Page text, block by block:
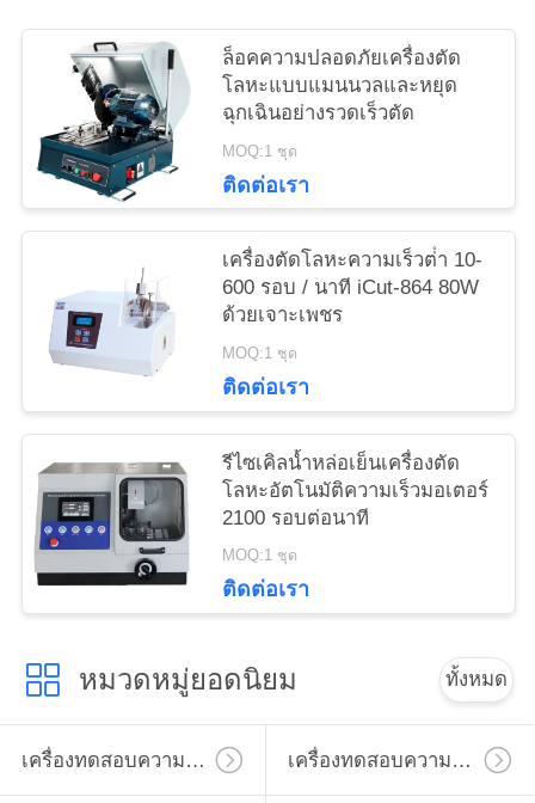
ล็อคความปลอดภัยเครื่องตัด
โลหะแบบแมนนวลและหยุด
ฉุกเฉินอย่างรวดเร็วตัด
MOQ:1 ชุด
ติดต่อเรา
เครื่องตัดโลหะความเร็วต่ํา 10-
600 รอบ / นาที iCut-864 80W
ด้วยเจาะเพชร
MOQ:1 ชุด
ติดต่อเรา
รีไซเคิลน้ำหล่อเย็นเครื่องตัด
โลหะอัตโนมัติความเร็วมอเตอร์
2100 รอบต่อนาที
MOQ:1 ชุด
ติดต่อเรา
หมวดหมู่ยอดนิยม ทั้งหมด
เครื่องทดสอบความแข็งไมโครวิคเกอร์ เครื่องทดสอบความแข็งวิคเกอร์